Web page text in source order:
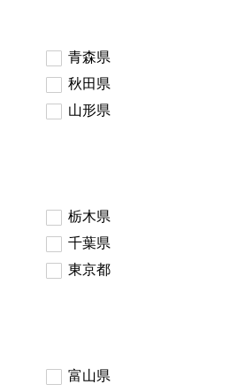
青森県
秋田県
山形県
栃木県
千葉県
東京都
富山県